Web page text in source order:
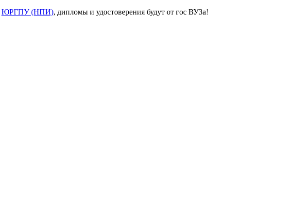
ЮРГПУ (НПИ), дипломы и удостоверения будут от гос ВУЗа!